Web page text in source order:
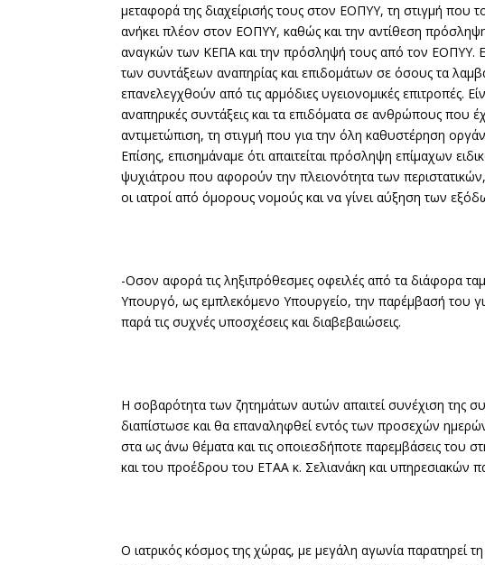
μεταφορά της διαχείρισής τους στον ΕΟΠΥΥ, τη στιγμή που
ανήκει πλέον στον ΕΟΠΥΥ, καθώς και την αντίθεση
αναγκών των ΚΕΠΑ και την πρόσληψή τους από τον ΕΟΠΥΥ.
των συντάξεων αναπηρίας και επιδομάτων σε όσους τα
επανελεγχθούν από τις αρμόδιες υγειονομικές επιτροπές.
αναπηρικές συντάξεις και τα επιδόματα σε ανθρώπους που
αντιμετώπιση, τη στιγμή που για την όλη καθυστέρηση
Επίσης, επισημάναμε ότι απαιτείται πρόσληψη επίμαχων
ψυχιάτρου που αφορούν την πλειονότητα των
οι ιατροί από όμορους νομούς και να γίνει αύξηση των
-Οσον αφορά τις ληξιπρόθεσμες οφειλές από τα διάφορα
Υπουργό, ως εμπλεκόμενο Υπουργείο, την παρέμβασή του
παρά τις συχνές υποσχέσεις και διαβεβαιώσεις.
Η σοβαρότητα των ζητημάτων αυτών απαιτεί συνέχιση της
διαπίστωσε και θα επαναληφθεί εντός των προσεχών
στα ως άνω θέματα και τις οποιεσδήποτε παρεμβάσεις του
και του προέδρου του ΕΤΑΑ κ. Σελιανάκη και υπηρεσιακών
Ο ιατρικός κόσμος της χώρας, με μεγάλη αγωνία